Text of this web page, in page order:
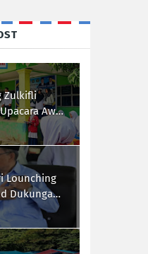
Zulkifli
Awal
Lounching
Dukungan